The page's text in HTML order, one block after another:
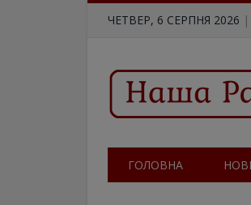
ЧЕТВЕР, 6 СЕРПНЯ 2026 |
ГОЛОВНА